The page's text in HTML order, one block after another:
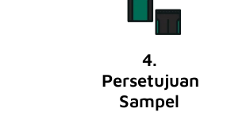
4.
Persetujuan
Sampel